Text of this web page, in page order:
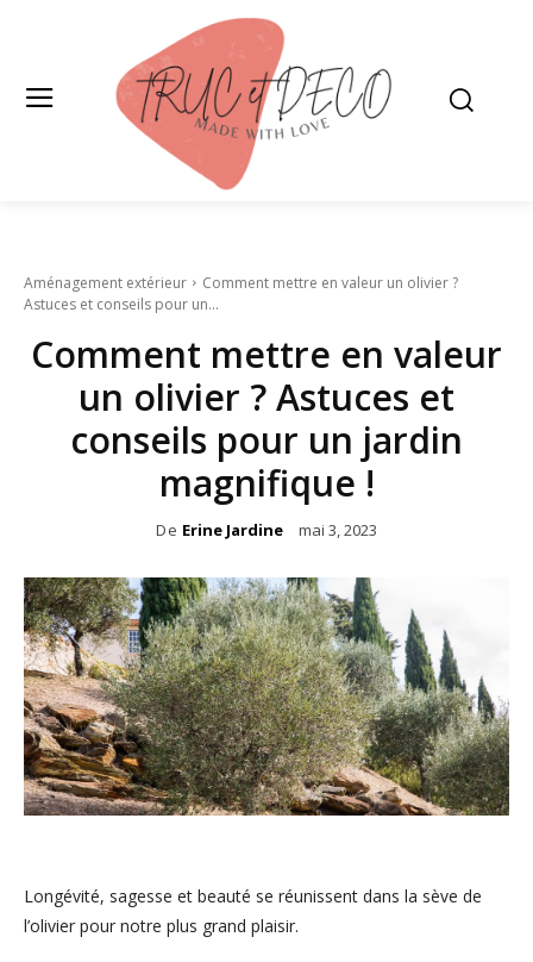
Aménagement extérieur
Comment mettre en valeur un olivier ?
Astuces et conseils pour un...
Comment mettre en valeur
un olivier ? Astuces et
conseils pour un jardin
magnifique !
De Erine Jardine mai 3, 2023
Longévité, sagesse et beauté se réunissent dans la sève de
l’olivier pour notre plus grand plaisir.